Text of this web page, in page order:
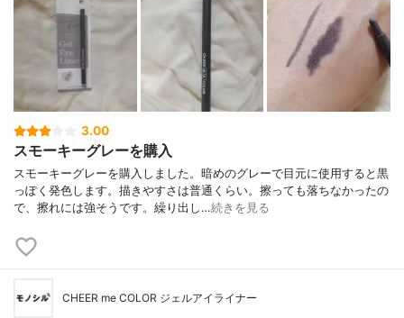
3.00
スモーキーグレーを購入
スモーキーグレーを購入しました。暗めのグレーで目元に使用すると黒
っぽく発色します。描きやすさは普通くらい。擦っても落ちなかったの
で、擦れには強そうです。繰り出し…続きを見る
CHEER me COLOR ジェルアイライナー